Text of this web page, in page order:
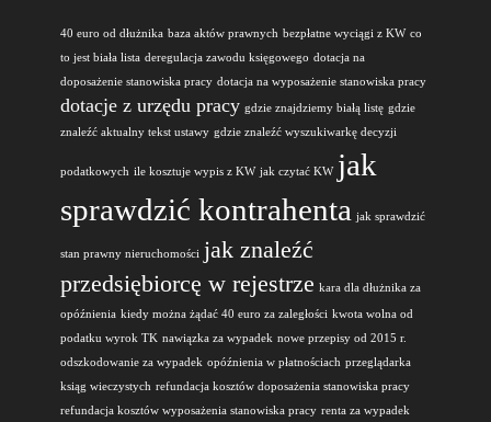
40 euro od dłużnika baza aktów prawnych bezpłatne wyciągi z KW co
to jest biała lista deregulacja zawodu księgowego dotacja na
doposażenie stanowiska pracy dotacja na wyposażenie stanowiska pracy
dotacje z urzędu pracy gdzie znajdziemy białą listę gdzie
znaleźć aktualny tekst ustawy gdzie znaleźć wyszukiwarkę decyzji
podatkowych ile kosztuje wypis z KW jak czytać KW jak
sprawdzić kontrahenta jak sprawdzić
stan prawny nieruchomości jak znaleźć
przedsiębiorcę w rejestrze kara dla dłużnika za
opóźnienia kiedy można żądać 40 euro za zaległości kwota wolna od
podatku wyrok TK nawiązka za wypadek nowe przepisy od 2015 r.
odszkodowanie za wypadek opóźnienia w płatnościach przeglądarka
ksiąg wieczystych refundacja kosztów doposażenia stanowiska pracy
refundacja kosztów wyposażenia stanowiska pracy renta za wypadek